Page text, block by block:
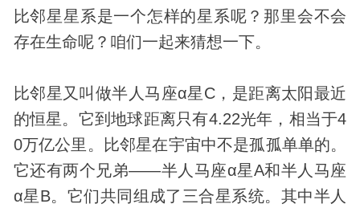
比邻星星系是一个怎样的星系呢？那里会不会
存在生命呢？咱们一起来猜想一下。
比邻星又叫做半人马座α星C，是距离太阳最近
的恒星。它到地球距离只有4.22光年，相当于4
0万亿公里。比邻星在宇宙中不是孤孤单单的。
它还有两个兄弟——半人马座α星A和半人马座
α星B。它们共同组成了三合星系统。其中半人